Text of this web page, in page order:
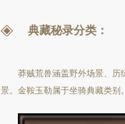
典藏秘录分类：
莽贼荒兽涵盖野外场景、历
景。金鞍玉勒属于坐骑典藏类别。